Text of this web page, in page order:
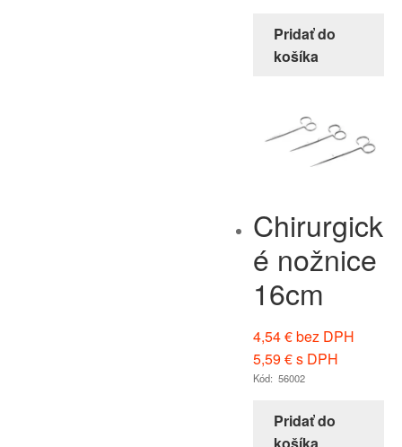
Pridať do
košíka
Chirurgick
é nožnice
16cm
4,54€bez DPH
5,59€s DPH
Kód: 56002
Pridať do